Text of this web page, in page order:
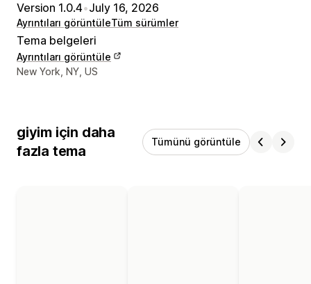
Version 1.0.4•July 16, 2026
Ayrıntıları görüntüleTüm sürümler
Tema belgeleri
Ayrıntıları görüntüle
Tasarımcı iletişim bilgileri
New York, NY, US
giyim için daha
fazla tema
Tümünü görüntüle